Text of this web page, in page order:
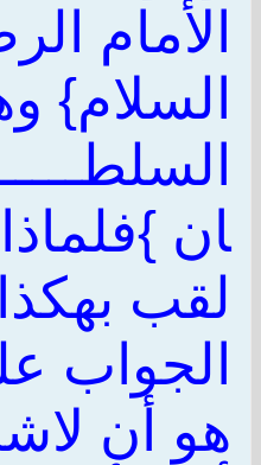
الأمام
السلام}
ان
لقب
الجواب
هو أن